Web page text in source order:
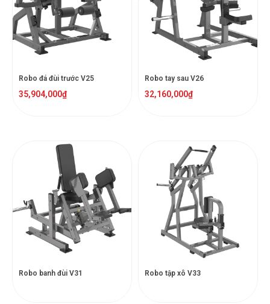
Robo đá đùi trước V25
35,904,000₫
Robo tay sau V26
32,160,000₫
Robo banh đùi V31 Robo tập xô V33